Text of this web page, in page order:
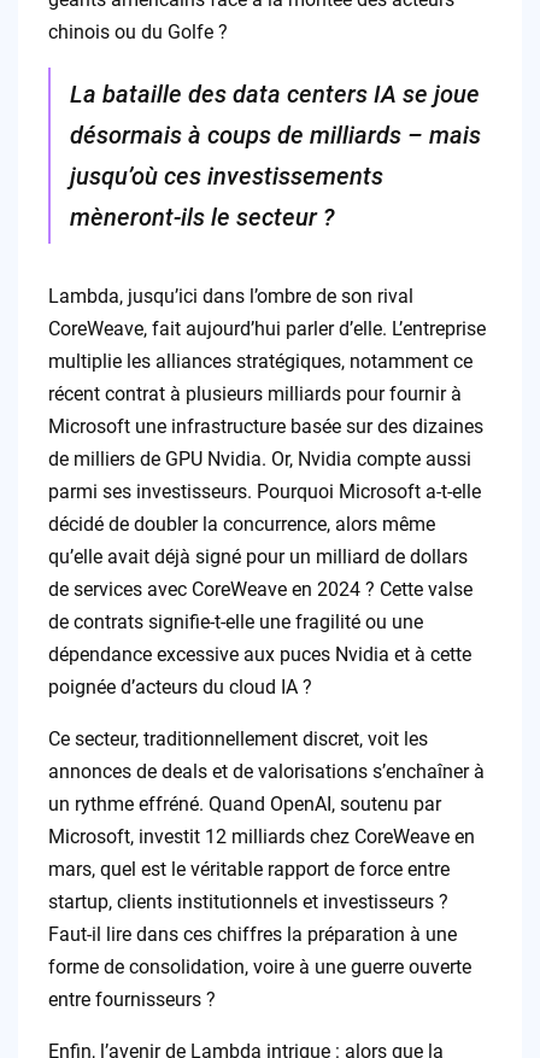
chinois ou du Golfe ?
La bataille des data centers IA se joue
désormais à coups de milliards – mais
jusqu’où ces investissements
mèneront-ils le secteur ?
Lambda, jusqu’ici dans l’ombre de son rival
CoreWeave, fait aujourd’hui parler d’elle. L’entreprise
multiplie les alliances stratégiques, notamment ce
récent contrat à plusieurs milliards pour fournir à
Microsoft une infrastructure basée sur des dizaines
de milliers de GPU Nvidia. Or, Nvidia compte aussi
parmi ses investisseurs. Pourquoi Microsoft a-t-elle
décidé de doubler la concurrence, alors même
qu’elle avait déjà signé pour un milliard de dollars
de services avec CoreWeave en 2024 ? Cette valse
de contrats signifie-t-elle une fragilité ou une
dépendance excessive aux puces Nvidia et à cette
poignée d’acteurs du cloud IA ?
Ce secteur, traditionnellement discret, voit les
annonces de deals et de valorisations s’enchaîner à
un rythme effréné. Quand OpenAI, soutenu par
Microsoft, investit 12 milliards chez CoreWeave en
mars, quel est le véritable rapport de force entre
startup, clients institutionnels et investisseurs ?
Faut-il lire dans ces chiffres la préparation à une
forme de consolidation, voire à une guerre ouverte
entre fournisseurs ?
Enfin, l’avenir de Lambda intrigue : alors que la